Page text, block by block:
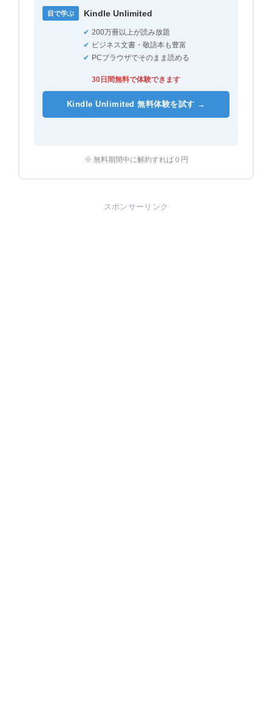
目で学ぶ Kindle Unlimited
✔ 200万冊以上が読み放題
✔ ビジネス文書・敬語本も豊富
✔ PCブラウザでそのまま読める
30日間無料で体験できます
Kindle Unlimited 無料体験を試す →
※ 無料期間中に解約すれば０円
スポンサーリンク